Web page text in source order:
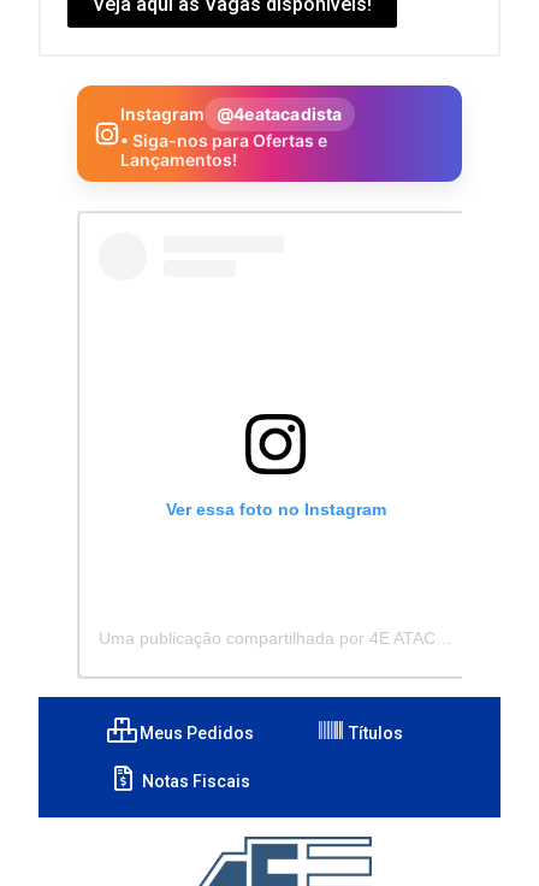
Instagram
@4eatacadista
• Siga-nos para Ofertas e
Lançamentos!
Ver essa foto no Instagram
Meus Pedidos Títulos
Notas Fiscais